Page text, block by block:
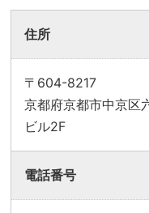
住所
〒604-8217
京都府京都市中京区
ビル2F
電話番号